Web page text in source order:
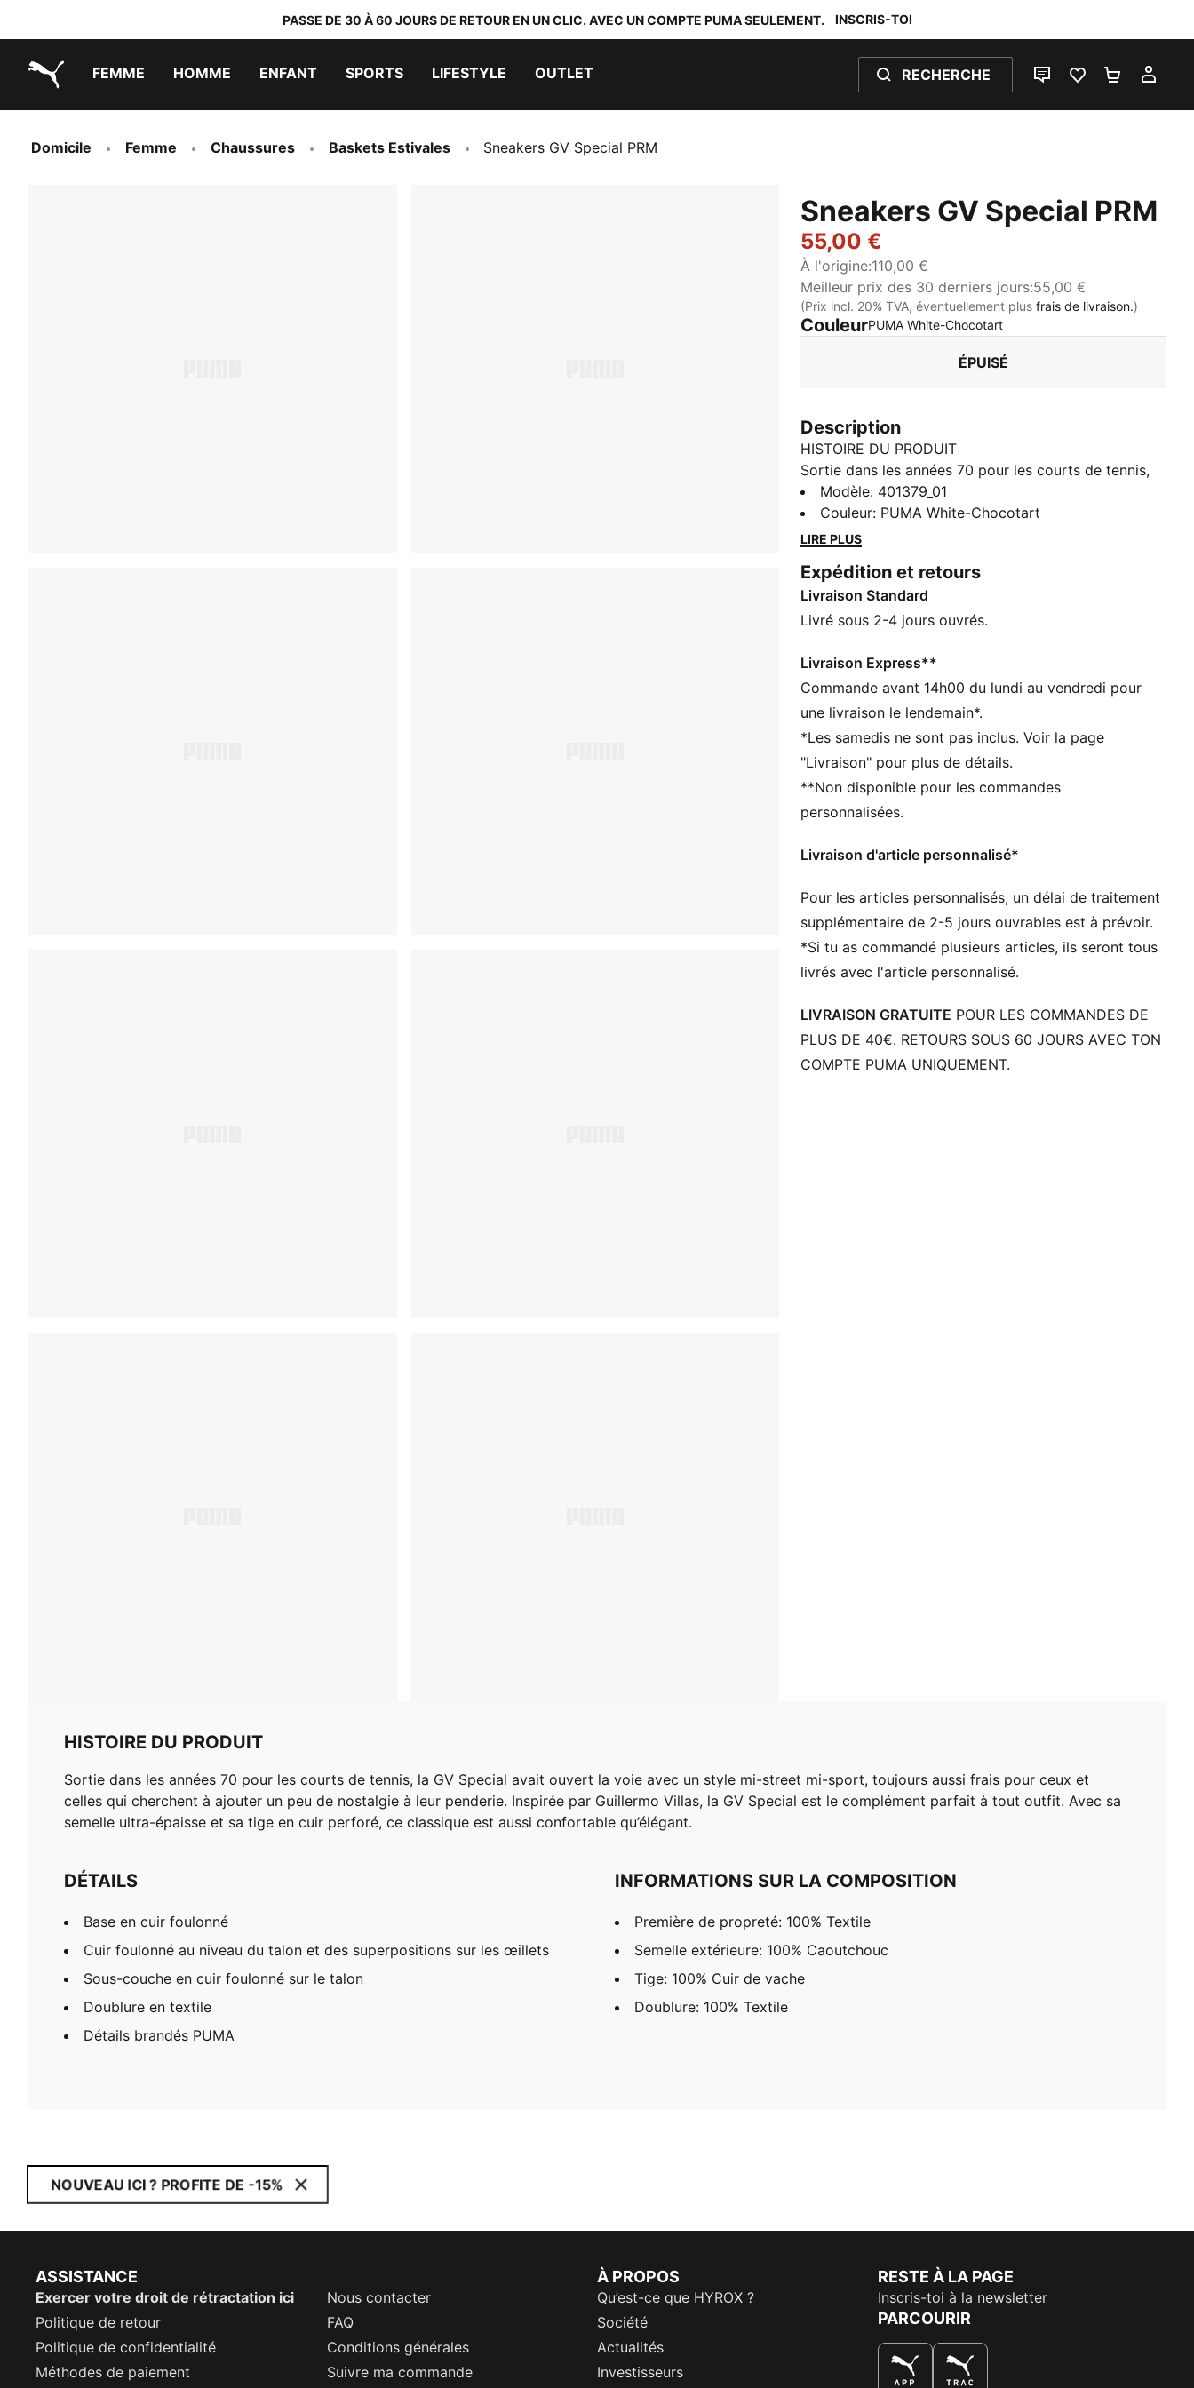
PASSE DE 30 À 60 JOURS DE RETOUR EN UN CLIC. AVEC UN COMPTE PUMA SEULEMENT. INSCRIS-TOI
FEMME HOMME ENFANT SPORTS LIFESTYLE OUTLET RECHERCHE
LIVE CHATFAVORIS 0PANIER 0
Domicile Femme Chaussures Baskets Estivales Sneakers GV Special PRM
Sneakers GV Special PRM
55,00 €
À l'origine:110,00 €
Meilleur prix des 30 derniers jours:55,00 €
(Prix incl. 20% TVA, éventuellement plusfrais de livraison.)
CouleurPUMA White-Chocotart:
ÉPUISÉ
Description
HISTOIRE DU PRODUIT
Sortie dans les années 70 pour les courts de tennis,
la GV Special avait ouvert la voie avec un style mi-
street mi-sport, toujours aussi frais pour ceux et
celles qui cherchent à ajouter un peu de nostalgie à
Special est le complément parfait à tout outfit. Avec
sa semelle ultra-épaisse et sa tige en cuir perforé, ce
classique est aussi confortable qu’élégant.
Base en cuir foulonné
Cuir foulonné au niveau du talon et des
superpositions sur les œillets
Doublure en textile
Détails brandés PUMA
Modèle: 401379_01
Couleur: PUMA White-Chocotart
LIRE PLUS
Expédition et retours
Livraison Standard
Livré sous 2-4 jours ouvrés.
Livraison Express**
Commande avant 14h00 du lundi au vendredi pour
une livraison le lendemain*.
*Les samedis ne sont pas inclus. Voir la page
"Livraison" pour plus de détails.
**Non disponible pour les commandes
personnalisées.
Livraison d'article personnalisé*
Pour les articles personnalisés, un délai de traitement
supplémentaire de 2-5 jours ouvrables est à prévoir.
*Si tu as commandé plusieurs articles, ils seront tous
livrés avec l'article personnalisé.
LIVRAISON GRATUITE POUR LES COMMANDES DE
PLUS DE 40€. RETOURS SOUS 60 JOURS AVEC TON
COMPTE PUMA UNIQUEMENT.
HISTOIRE DU PRODUIT
Sortie dans les années 70 pour les courts de tennis, la GV Special avait ouvert la voie avec un style mi-street mi-sport, toujours aussi frais pour ceux et
celles qui cherchent à ajouter un peu de nostalgie à leur penderie. Inspirée par Guillermo Villas, la GV Special est le complément parfait à tout outfit. Avec sa
semelle ultra-épaisse et sa tige en cuir perforé, ce classique est aussi confortable qu’élégant.
DÉTAILS
Base en cuir foulonné
Cuir foulonné au niveau du talon et des superpositions sur les œillets
Sous-couche en cuir foulonné sur le talon
Doublure en textile
Détails brandés PUMA
INFORMATIONS SUR LA COMPOSITION
Première de propreté: 100% Textile
Semelle extérieure: 100% Caoutchouc
Tige: 100% Cuir de vache
Doublure: 100% Textile
NOUVEAU ICI ? PROFITE DE -15%
ASSISTANCE
Exercer votre droit de rétractation ici
Nous contacter
Politique de retour
FAQ
Politique de confidentialité
Conditions générales
Méthodes de paiement
Suivre ma commande
À PROPOS
Qu’est-ce que HYROX ?
Société
Actualités
Investisseurs
RESTE À LA PAGE
Inscris-toi à la newsletter
PARCOURIR